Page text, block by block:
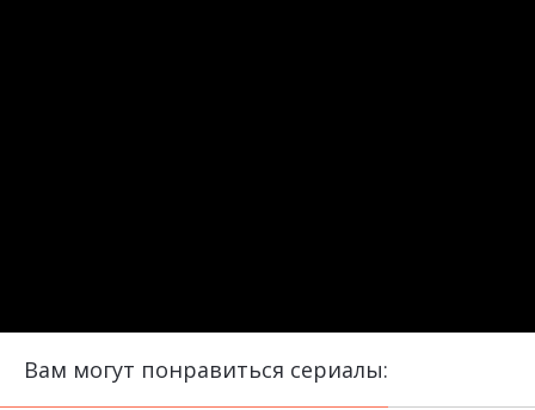
Вам могут понравиться сериалы: